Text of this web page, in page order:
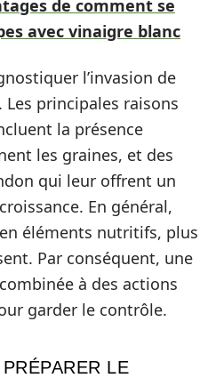
de comment se
avec vinaigre blanc
l’invasion de
principales raisons
la présence
les graines, et des
qui leur offrent un
En général,
éléments nutritifs, plus
Par conséquent, une
à des actions
garder le contrôle.
LE